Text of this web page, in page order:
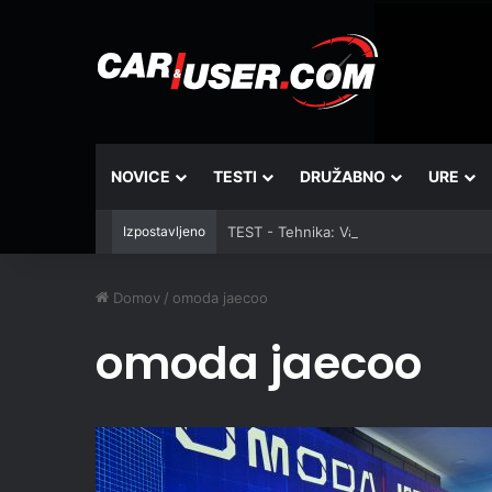
NOVICE TESTI DRUŽABNO URE
Izpostavljeno TEST - Tehnika: Vantrue JS3
Domov / omoda jaecoo
omoda jaecoo